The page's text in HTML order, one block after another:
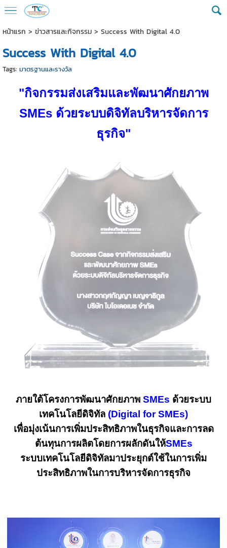
หน้าแรก > ข่าวสารและกิจกรรม> Success With Digital 4.0
Success With Digital 4.0
Tags: มาตรฐานและรางวัล
"กิจกรรมส่งเสริมและพัฒนาศักยภาพ
SMEs ด้วยระบบดิจิทัลบริหารจัดการ
ธุรกิจ"
ภายใต้โครงการพัฒนาศักยภาพ SMEs ด้วยระบบ
เทคโนโลยีดิจิทัล (Digital for SMEs)
เพื่อมุ่งเน้นการเพิ่มประสิทธิภาพในธุรกิจและการลด
ต้นทุนการผลิตโดยการผลักดันให้SMEs
ระบบเทคโนโลยีดิจิทัลมาประยุกต์ใช้ในการเพิ่ม
ประสิทธิภาพในการบริหารจัดการธุรกิจ